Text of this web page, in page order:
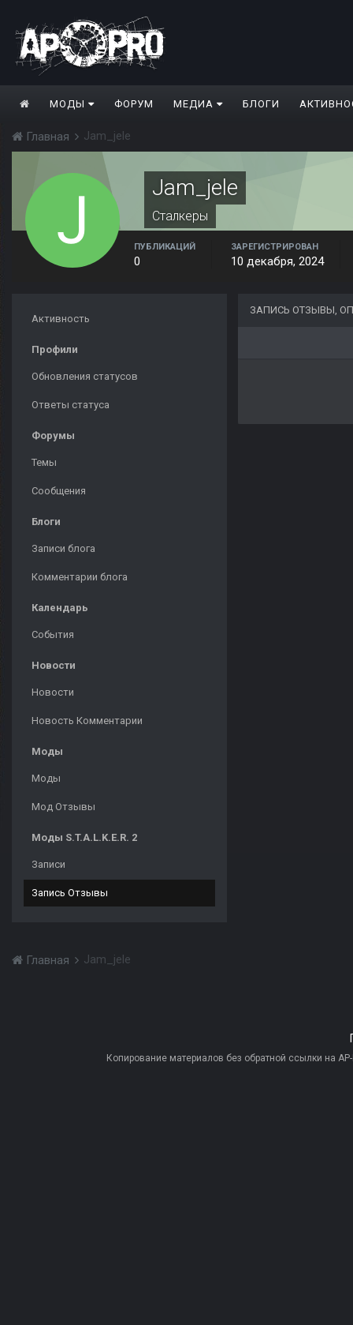
МОДЫ ФОРУМ МЕДИА БЛОГИ
Главная Jam_jele
Jam_jele
Сталкеры
ПУБЛИКАЦИЙ
0
ЗАРЕГИСТРИРОВАН
10 декабря, 2024
Активность
Профили
Обновления статусов
Ответы статуса
Форумы
Темы
Сообщения
Блоги
Записи блога
Комментарии блога
Календарь
События
Новости
Новости
Новость Комментарии
Моды
Моды
Мод Отзывы
Моды S.T.A.L.K.E.R. 2
Записи
Запись Отзывы
ЗАПИСЬ ОТЗЫВЫ,
Главная Jam_jele
Копирование материалов без обратной ссылки на